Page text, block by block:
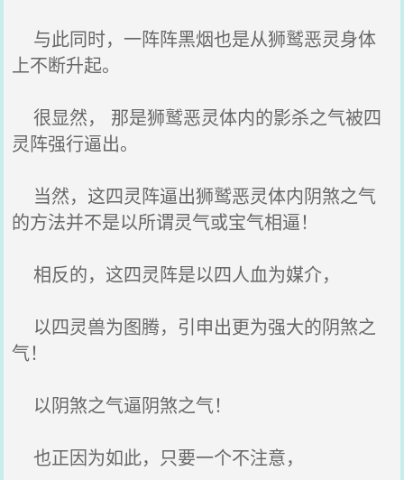
与此同时，一阵阵黑烟也是从狮鹫恶灵身体
上不断升起。
很显然， 那是狮鹫恶灵体内的影杀之气被四
灵阵强行逼出。
当然，这四灵阵逼出狮鹫恶灵体内阴煞之气
的方法并不是以所谓灵气或宝气相逼！
相反的，这四灵阵是以四人血为媒介，
以四灵兽为图腾，引申出更为强大的阴煞之
气！
以阴煞之气逼阴煞之气！
也正因为如此，只要一个不注意，